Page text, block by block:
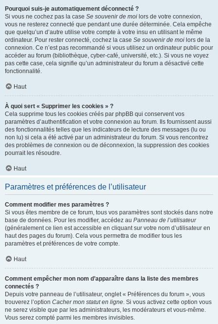
Pourquoi suis-je automatiquement déconnecté ?
Si vous ne cochez pas la case Se souvenir de moi lors de votre connexion,
vous ne resterez connecté que pendant une durée déterminée. Cela empêche
que quelqu’un d’autre utilise votre compte à votre insu en utilisant le même
ordinateur. Pour rester connecté, cochez la case Se souvenir de moi lors de la
connexion. Ce n’est pas recommandé si vous utilisez un ordinateur public pour
accéder au forum (bibliothèque, cyber-café, université, etc.). Si vous ne voyez
pas cette case, cela signifie qu’un administrateur du forum a désactivé cette
fonctionnalité.
Haut
À quoi sert « Supprimer les cookies » ?
Cela supprime tous les cookies créés par phpBB qui conservent vos
paramètres d’authentification et votre connexion au forum. Ils fournissent aussi
des fonctionnalités telles que les indicateurs de lecture des messages (lu ou
non lu) si cela a été activé par un administrateur du forum. Si vous rencontrez
des problèmes de connexion ou de déconnexion, la suppression des cookies
pourrait les résoudre.
Haut
Paramètres et préférences de l’utilisateur
Comment modifier mes paramètres ?
Si vous êtes membre de ce forum, tous vos paramètres sont stockés dans notre
base de données. Pour les modifier, accédez au Panneau de l’utilisateur
(généralement ce lien est accessible en cliquant sur votre nom d’utilisateur en
haut des pages du forum). Cela vous permettra de modifier tous les
paramètres et préférences de votre compte.
Haut
Comment empêcher mon nom d’apparaître dans la liste des membres
connectés ?
Depuis votre panneau de l’utilisateur, onglet « Préférences du forum », vous
trouverez l’option Cacher mon statut en ligne. Si vous activez cette option vous
ne serez visible que par les administrateurs, les modérateurs et vous-même.
Vous serez compté parmi les membres invisibles.